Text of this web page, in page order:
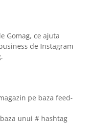
Gomag, ce ajuta
de Instagram
pe baza feed-
unui # hashtag